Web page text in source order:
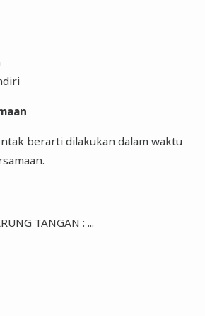
berarti dilakukan dalam waktu
TANGAN : ...